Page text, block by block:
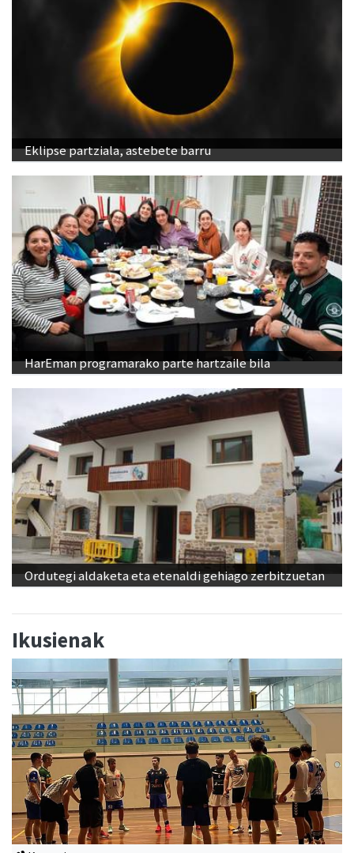
Eklipse partziala, astebete barru
HarEman programarako parte hartzaile bila
Ordutegi aldaketa eta etenaldi gehiago zerbitzuetan
Ikusienak